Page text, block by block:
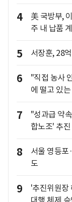
4
美 국방부,
주 내 납품
5 서장훈, 28
6
"직접 농사
에 떨고 있
7
"성과급 약
합노조' 추진
8
서울 영등포
도
9
'추진위원장